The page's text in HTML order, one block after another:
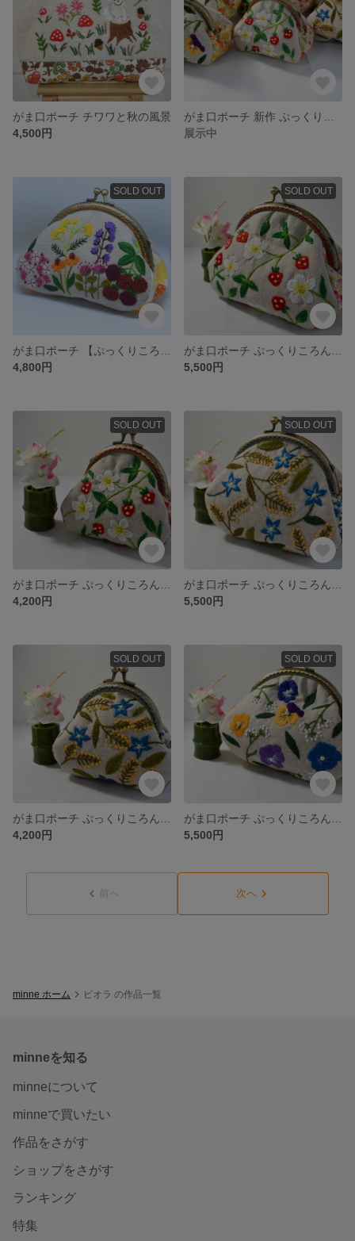
がま口ポーチ チワワと秋の風景
4,500円
展示中
SOLD OUT
4,800円
SOLD OUT
5,500円
SOLD OUT
4,200円
SOLD OUT
5,500円
SOLD OUT
4,200円
SOLD OUT
5,500円
前へ 次へ
minne ホーム ビオラ の作品一覧
minneを知る
minneについて
minneで買いたい
作品をさがす
ショップをさがす
ランキング
特集